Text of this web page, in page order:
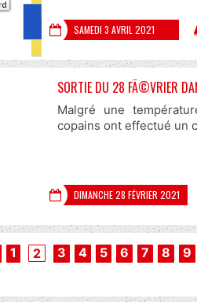
SAMEDI 3 AVRIL 2021
SORTIE DU 28 FÃ©VRIER
Malgré une
copains ont effectué un
DIMANCHE 28 FÉVRIER 2021
1 2 3 4 5 6 7 8
9